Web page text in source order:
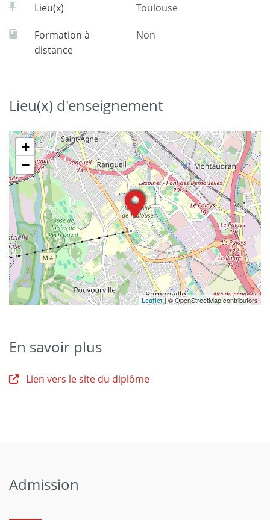
Lieu(x) Toulouse
Formation à
distance
Non
Lieu(x) d'enseignement
+
−
Leaflet| © OpenStreetMap contributors
En savoir plus
Lien vers le site du diplôme
Admission